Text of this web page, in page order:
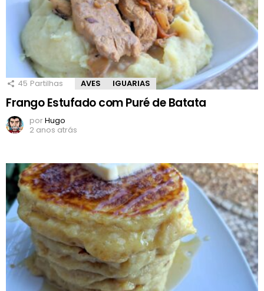
45 Partilhas AVES IGUARIAS
Frango Estufado com Puré de Batata
porHugo
2 anos atrás